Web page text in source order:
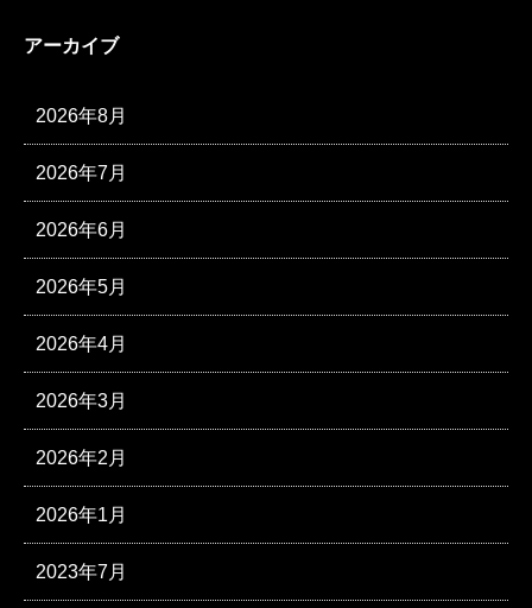
アーカイブ
2026年8月
2026年7月
2026年6月
2026年5月
2026年4月
2026年3月
2026年2月
2026年1月
2023年7月